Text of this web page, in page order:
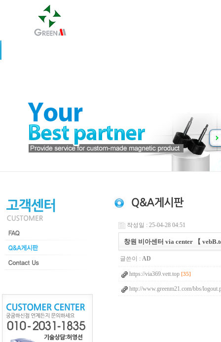
작성일 : 25-04-28 04:51
창원 비아센터 via center 【
글쓴이 : AD
https://via369.vett.top [35]
http://www.greenm21.com/bbs/